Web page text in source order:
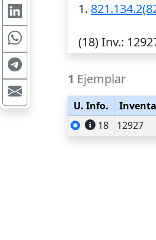
1.
(18)Inv.:
1 Ejemplar
U. Info.
18
12927